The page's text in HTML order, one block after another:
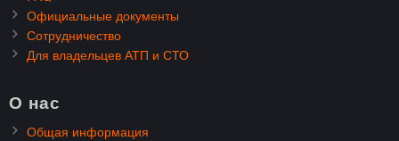
Официальные документы
Сотрудничество
Для владельцев АТП и СТО
О нас
Общая информация